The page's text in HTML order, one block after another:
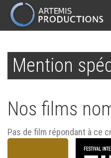
contenu
principal
MAIN
NAVIGATION
Mention
Nos films
Pas de film répondant à ce